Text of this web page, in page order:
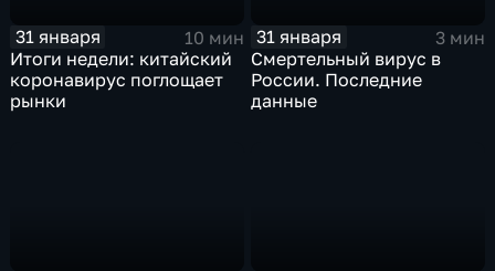
31 января
10 мин
Итоги недели: китайский
коронавирус поглощает
рынки
31 января
3 мин
Смертельный вирус в
России. Последние
данные